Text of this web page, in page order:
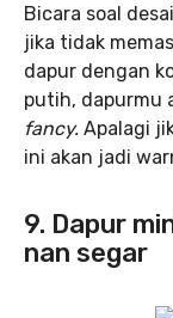
Bicara soal
jika tidak
dapur dengan
putih, dapurmu
fancy. Apalagi
ini akan jadi
9. Dapur
nan segar